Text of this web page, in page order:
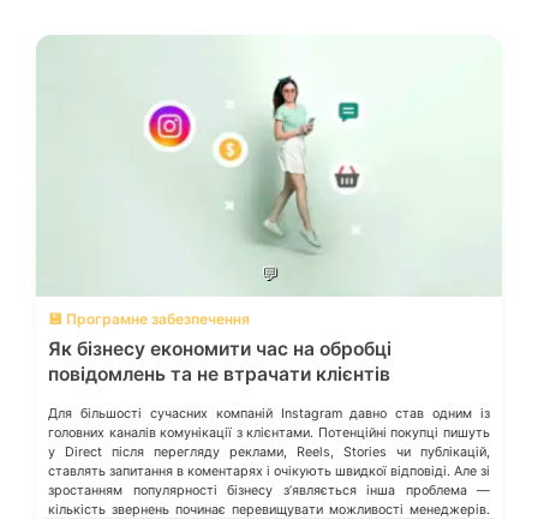
💬
💾 Програмне забезпечення
Як бізнесу економити час на обробці
повідомлень та не втрачати клієнтів
Для більшості сучасних компаній Instagram давно став одним із
головних каналів комунікації з клієнтами. Потенційні покупці пишуть
у Direct після перегляду реклами, Reels, Stories чи публікацій,
ставлять запитання в коментарях і очікують швидкої відповіді. Але зі
зростанням популярності бізнесу з’являється інша проблема —
кількість звернень починає перевищувати можливості менеджерів.